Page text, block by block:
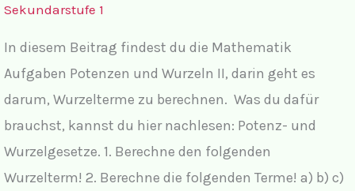
Sekundarstufe 1
In diesem Beitrag findest du die Mathematik
Aufgaben Potenzen und Wurzeln II, darin geht es
darum, Wurzelterme zu berechnen. Was du dafür
brauchst, kannst du hier nachlesen: Potenz- und
Wurzelgesetze. 1. Berechne den folgenden
Wurzelterm! 2. Berechne die folgenden Terme! a) b) c)